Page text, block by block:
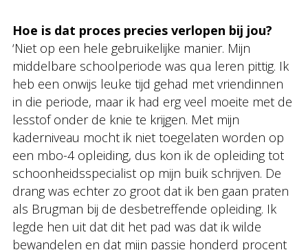
Hoe is dat proces precies verlopen bij jou?
‘Niet op een hele gebruikelijke manier. Mijn
middelbare schoolperiode was qua leren pittig. Ik
heb een onwijs leuke tijd gehad met vriendinnen
in die periode, maar ik had erg veel moeite met de
lesstof onder de knie te krijgen. Met mijn
kaderniveau mocht ik niet toegelaten worden op
een mbo-4 opleiding, dus kon ik de opleiding tot
schoonheidsspecialist op mijn buik schrijven. De
drang was echter zo groot dat ik ben gaan praten
als Brugman bij de desbetreffende opleiding. Ik
legde hen uit dat dit het pad was dat ik wilde
bewandelen en dat mijn passie honderd procent